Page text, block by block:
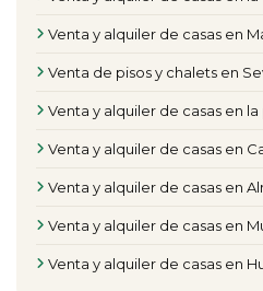
Venta y alquiler de casas en
Venta de pisos y chalets en
Venta y alquiler de casas en
Venta y alquiler de casas en
Venta y alquiler de casas en
Venta y alquiler de casas en
Venta y alquiler de casas en